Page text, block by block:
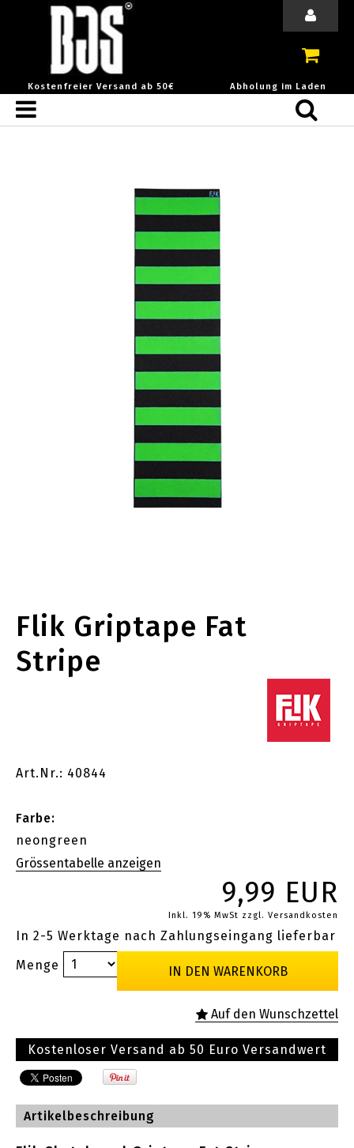
Kostenfreier Versand ab 50€ Abholung im Laden
Flik Griptape Fat
Stripe
Art.Nr.: 40844
Farbe:
neongreen
9,99 EUR
Inkl. 19% MwSt zzgl. Versandkosten
In 2-5 Werktage nach Zahlungseingang lieferbar
Menge
Kostenloser Versand ab 50 Euro Versandwert
Artikelbeschreibung